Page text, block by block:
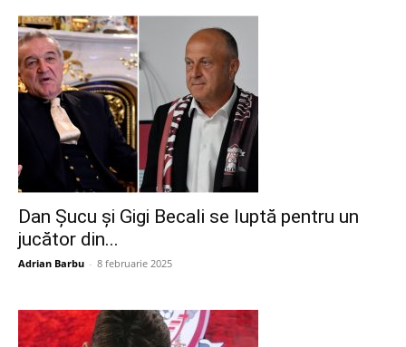
Dan Șucu și Gigi Becali se luptă pentru un
jucător din...
Adrian Barbu - 8 februarie 2025